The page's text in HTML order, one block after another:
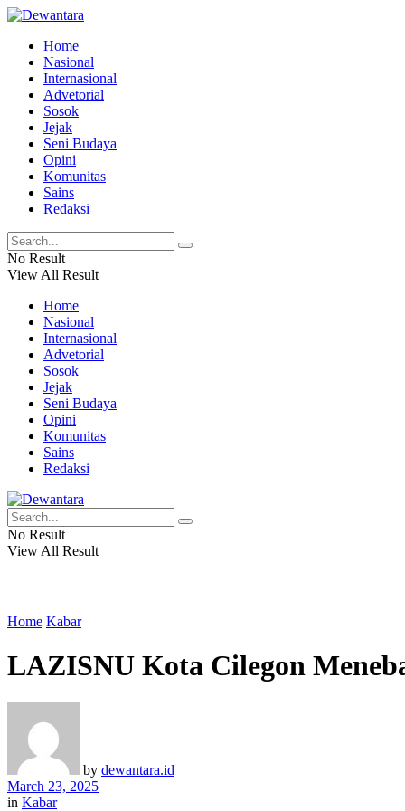
Home
Nasional
Internasional
Advetorial
Sosok
Jejak
Seni Budaya
Opini
Komunitas
Sains
Redaksi
No Result
View All Result
Home
Nasional
Internasional
Advetorial
Sosok
Jejak
Seni Budaya
Opini
Komunitas
Sains
Redaksi
No Result
View All Result
Home Kabar
LAZISNU Kota Cilegon
by dewantara.id
March 23, 2025
in Kabar